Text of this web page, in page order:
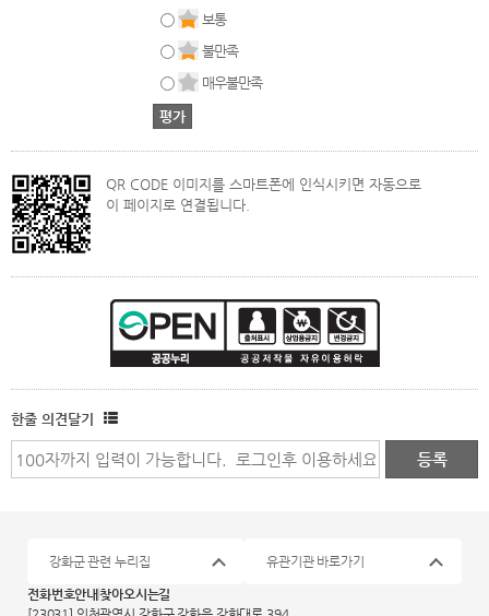
보통
불만족
매우불만족
QR CODE 이미지를 스마트폰에 인식시키면 자동으로
이 페이지로 연결됩니다.
한줄 의견달기
전화번호안내 찾아오시는길
강화군 관련 누리집 유관기관 바로가기